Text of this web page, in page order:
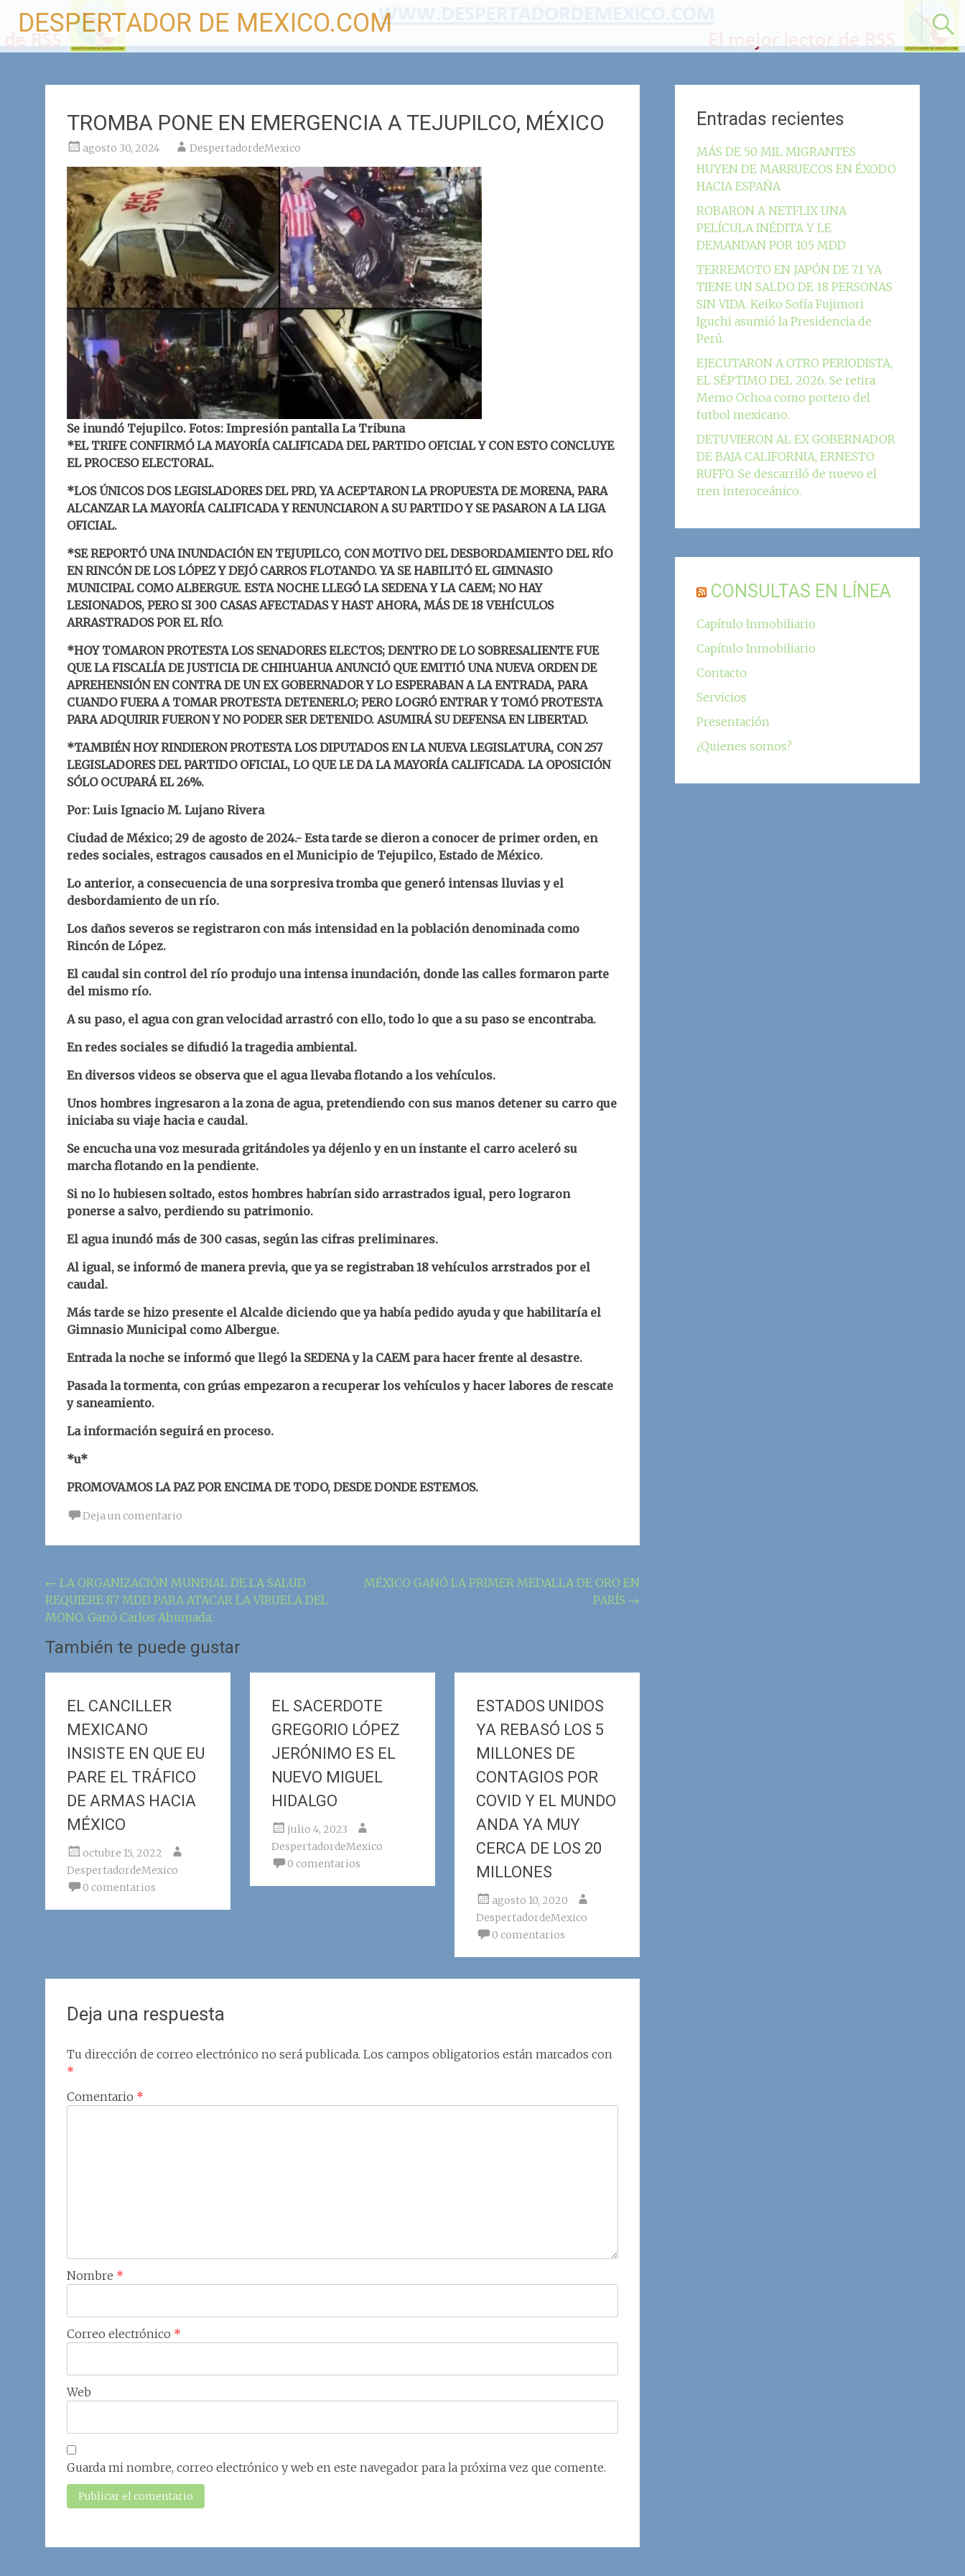
contenido
DESPERTADOR DE MEXICO.COM
TROMBA PONE EN EMERGENCIA A TEJUPILCO, MÉXICO
agosto 30, 2024 DespertadordeMexico
Se inundó Tejupilco. Fotos: Impresión pantalla La Tribuna
*EL TRIFE CONFIRMÓ LA MAYORÍA CALIFICADA DEL PARTIDO OFICIAL Y CON ESTO CONCLUYE
EL PROCESO ELECTORAL.
*LOS ÚNICOS DOS LEGISLADORES DEL PRD, YA ACEPTARON LA PROPUESTA DE MORENA, PARA
ALCANZAR LA MAYORÍA CALIFICADA Y RENUNCIARON A SU PARTIDO Y SE PASARON A LA LIGA
OFICIAL.
*SE REPORTÓ UNA INUNDACIÓN EN TEJUPILCO, CON MOTIVO DEL DESBORDAMIENTO DEL RÍO
EN RINCÓN DE LOS LÓPEZ Y DEJÓ CARROS FLOTANDO. YA SE HABILITÓ EL GIMNASIO
MUNICIPAL COMO ALBERGUE. ESTA NOCHE LLEGÓ LA SEDENA Y LA CAEM; NO HAY
LESIONADOS, PERO SI 300 CASAS AFECTADAS Y HAST AHORA, MÁS DE 18 VEHÍCULOS
ARRASTRADOS POR EL RÍO.
*HOY TOMARON PROTESTA LOS SENADORES ELECTOS; DENTRO DE LO SOBRESALIENTE FUE
QUE LA FISCALÍA DE JUSTICIA DE CHIHUAHUA ANUNCIÓ QUE EMITIÓ UNA NUEVA ORDEN DE
APREHENSIÓN EN CONTRA DE UN EX GOBERNADOR Y LO ESPERABAN A LA ENTRADA, PARA
CUANDO FUERA A TOMAR PROTESTA DETENERLO; PERO LOGRÓ ENTRAR Y TOMÓ PROTESTA
PARA ADQUIRIR FUERON Y NO PODER SER DETENIDO. ASUMIRÁ SU DEFENSA EN LIBERTAD.
*TAMBIÉN HOY RINDIERON PROTESTA LOS DIPUTADOS EN LA NUEVA LEGISLATURA, CON 257
LEGISLADORES DEL PARTIDO OFICIAL, LO QUE LE DA LA MAYORÍA CALIFICADA. LA OPOSICIÓN
SÓLO OCUPARÁ EL 26%.
Por: Luis Ignacio M. Lujano Rivera
Ciudad de México; 29 de agosto de 2024.- Esta tarde se dieron a conocer de primer orden, en
redes sociales, estragos causados en el Municipio de Tejupilco, Estado de México.
Lo anterior, a consecuencia de una sorpresiva tromba que generó intensas lluvias y el
desbordamiento de un río.
Los daños severos se registraron con más intensidad en la población denominada como
Rincón de López.
El caudal sin control del río produjo una intensa inundación, donde las calles formaron parte
del mismo río.
A su paso, el agua con gran velocidad arrastró con ello, todo lo que a su paso se encontraba.
En redes sociales se difudió la tragedia ambiental.
En diversos videos se observa que el agua llevaba flotando a los vehículos.
Unos hombres ingresaron a la zona de agua, pretendiendo con sus manos detener su carro que
iniciaba su viaje hacia e caudal.
Se encucha una voz mesurada gritándoles ya déjenlo y en un instante el carro aceleró su
marcha flotando en la pendiente.
Si no lo hubiesen soltado, estos hombres habrían sido arrastrados igual, pero lograron
ponerse a salvo, perdiendo su patrimonio.
El agua inundó más de 300 casas, según las cifras preliminares.
Al igual, se informó de manera previa, que ya se registraban 18 vehículos arrstrados por el
caudal.
Más tarde se hizo presente el Alcalde diciendo que ya había pedido ayuda y que habilitaría el
Gimnasio Municipal como Albergue.
Entrada la noche se informó que llegó la SEDENA y la CAEM para hacer frente al desastre.
Pasada la tormenta, con grúas empezaron a recuperar los vehículos y hacer labores de rescate
y saneamiento.
La información seguirá en proceso.
*u*
PROMOVAMOS LA PAZ POR ENCIMA DE TODO, DESDE DONDE ESTEMOS.
Deja un comentario
Navegación
de
entrada
← LA ORGANIZACIÓN MUNDIAL DE LA SALUD
REQUIERE 87 MDD PARA ATACAR LA VIRUELA DEL
MONO. Ganó Carlos Ahumada.
MÉXICO GANÓ LA PRIMER MEDALLA DE ORO EN
PARÍS →
También te puede gustar
EL CANCILLER
MEXICANO
INSISTE EN QUE EU
PARE EL TRÁFICO
DE ARMAS HACIA
MÉXICO
octubre 15, 2022
DespertadordeMexico
0 comentarios
EL SACERDOTE
GREGORIO LÓPEZ
JERÓNIMO ES EL
NUEVO MIGUEL
HIDALGO
julio 4, 2023
DespertadordeMexico
0 comentarios
ESTADOS UNIDOS
YA REBASÓ LOS 5
MILLONES DE
CONTAGIOS POR
COVID Y EL MUNDO
ANDA YA MUY
CERCA DE LOS 20
MILLONES
agosto 10, 2020
DespertadordeMexico
0 comentarios
Deja una respuesta
Tu dirección de correo electrónico no será publicada. Los campos obligatorios están marcados con
*
Comentario *
Nombre *
Correo electrónico *
Web
Guarda mi nombre, correo electrónico y web en este navegador para la próxima vez que comente.
Entradas recientes
MÁS DE 50 MIL MIGRANTES
HUYEN DE MARRUECOS EN ÉXODO
HACIA ESPAÑA
ROBARON A NETFLIX UNA
PELÍCULA INÉDITA Y LE
DEMANDAN POR 105 MDD
TERREMOTO EN JAPÓN DE 7.1 YA
TIENE UN SALDO DE 18 PERSONAS
SIN VIDA. Keiko Sofía Fujimori
Iguchi asumió la Presidencia de
Perú.
EJECUTARON A OTRO PERIODISTA,
EL SÉPTIMO DEL 2026. Se retira
Memo Ochoa como portero del
futbol mexicano.
DETUVIERON AL EX GOBERNADOR
DE BAJA CALIFORNIA, ERNESTO
RUFFO. Se descarriló de nuevo el
tren interoceánico.
CONSULTAS EN LÍNEA
Capítulo Inmobiliario
Capítulo Inmobiliario
Contacto
Servicios
Presentación
¿Quienes somos?